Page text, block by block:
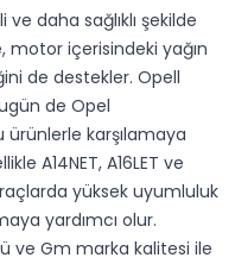
ve daha sağlıklı şekilde
motor içerisindeki yağın
de destekler. Opell
de Opel
ürünlerle karşılamaya
A14NET, A16LET ve
yüksek uyumluluk
yardımcı olur.
ve Gm marka kalitesi ile